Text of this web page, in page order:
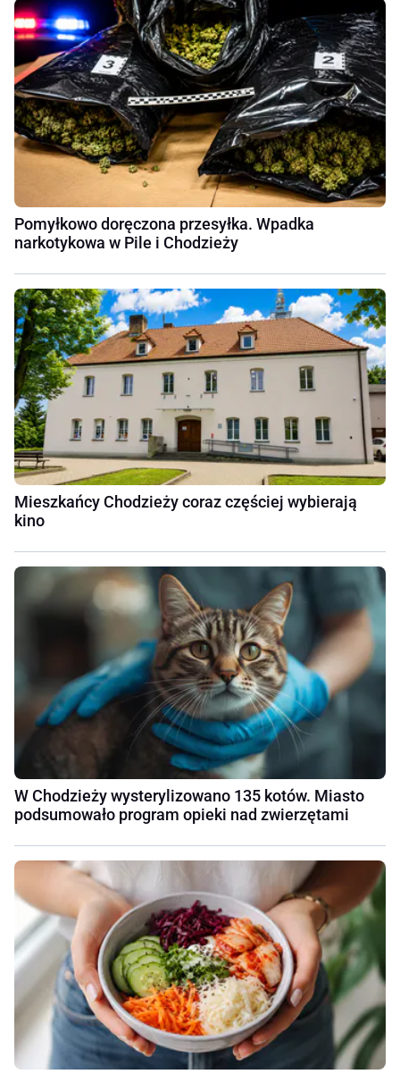
Pomyłkowo doręczona przesyłka. Wpadka
narkotykowa w Pile i Chodzieży
Mieszkańcy Chodzieży coraz częściej wybierają
kino
W Chodzieży wysterylizowano 135 kotów. Miasto
podsumowało program opieki nad zwierzętami